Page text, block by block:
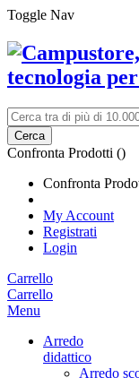
Toggle Nav
Cerca
Confronta Prodotti ()
Confronta
My Account
Registrati
Login
Carrello
Carrello
Menu
Arredo
didattico
Arredo